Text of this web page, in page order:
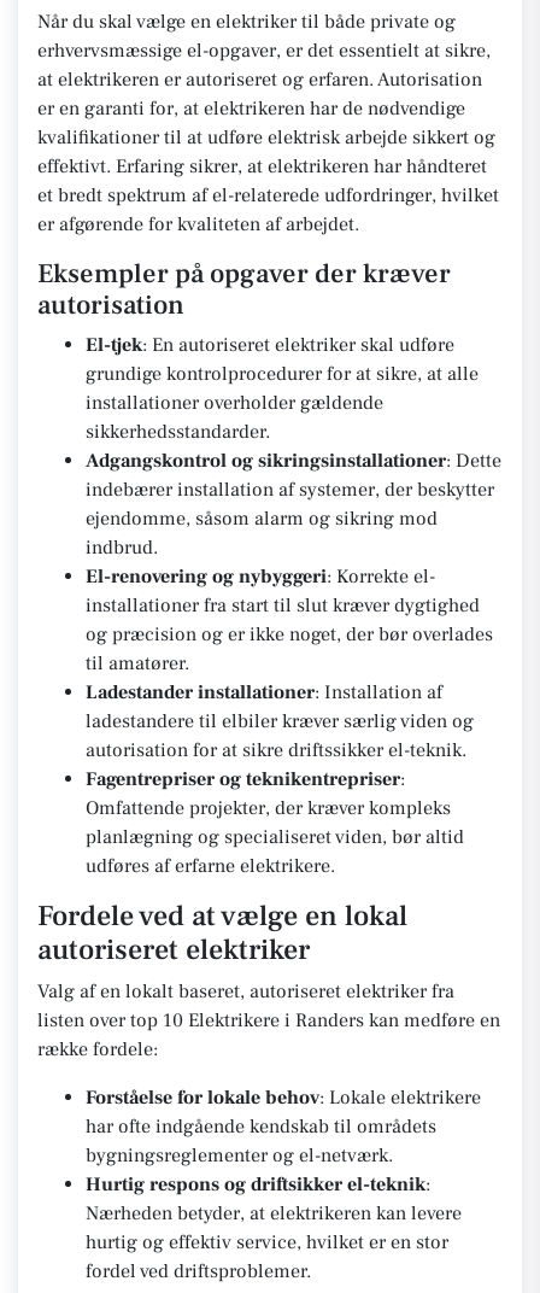
Når du skal vælge en elektriker til både private og
erhvervsmæssige el-opgaver, er det essentielt at sikre,
at elektrikeren er autoriseret og erfaren. Autorisation
er en garanti for, at elektrikeren har de nødvendige
kvalifikationer til at udføre elektrisk arbejde sikkert og
effektivt. Erfaring sikrer, at elektrikeren har håndteret
et bredt spektrum af el-relaterede udfordringer, hvilket
er afgørende for kvaliteten af arbejdet.
Eksempler på opgaver der kræver
autorisation
El-tjek: En autoriseret elektriker skal udføre
grundige kontrolprocedurer for at sikre, at alle
installationer overholder gældende
sikkerhedsstandarder.
Adgangskontrol og sikringsinstallationer: Dette
indebærer installation af systemer, der beskytter
ejendomme, såsom alarm og sikring mod
indbrud.
El-renovering og nybyggeri: Korrekte el-
installationer fra start til slut kræver dygtighed
og præcision og er ikke noget, der bør overlades
til amatører.
Ladestander installationer: Installation af
ladestandere til elbiler kræver særlig viden og
autorisation for at sikre driftssikker el-teknik.
Fagentrepriser og teknikentrepriser:
Omfattende projekter, der kræver kompleks
planlægning og specialiseret viden, bør altid
udføres af erfarne elektrikere.
Fordele ved at vælge en lokal
autoriseret elektriker
Valg af en lokalt baseret, autoriseret elektriker fra
listen over top 10 Elektrikere i Randers kan medføre en
række fordele:
Forståelse for lokale behov: Lokale elektrikere
har ofte indgående kendskab til områdets
bygningsreglementer og el-netværk.
Hurtig respons og driftsikker el-teknik:
Nærheden betyder, at elektrikeren kan levere
hurtig og effektiv service, hvilket er en stor
fordel ved driftsproblemer.